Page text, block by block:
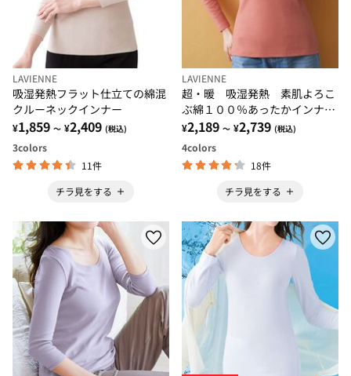
LAVIENNE
吸湿発熱フラット仕立ての綿混
クルーネックインナー
¥1,859 ～ ¥2,409 (税込)
3colors
11件
チラ見をする
LAVIENNE
超・暖 吸湿発熱 素肌よろこ
ぶ綿１００％あったかインナ
ー クルーネックインナー
¥2,189 ～ ¥2,739 (税込)
4colors
18件
チラ見をする